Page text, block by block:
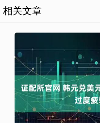
相关文章